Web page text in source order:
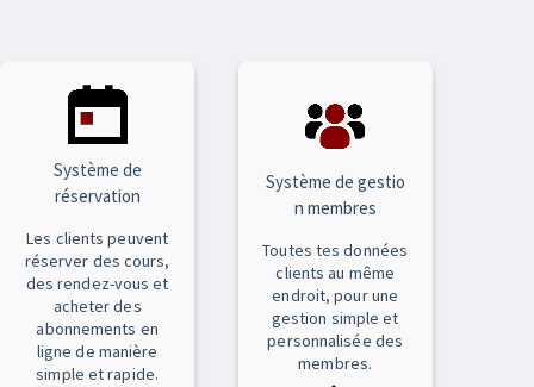
Système de
réservation
Les clients peuvent
réserver des cours,
des rendez-vous et
acheter des
abonnements en
ligne de manière
simple et rapide.
Système de gestio
n membres
Toutes tes données
clients au même
endroit, pour une
gestion simple et
personnalisée des
membres.